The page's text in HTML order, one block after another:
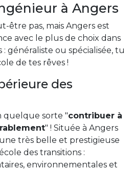
à Angers
être pas, mais Angers est
avec le plus de choix dans
: généraliste ou spécialisée, tu
de tes rêves !
des
quelque sorte "contribuer à
" ! Située à Angers
très belle et prestigieuse
des transitions :
environnementales et